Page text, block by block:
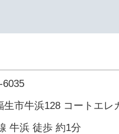
6035
生市牛浜128 コートエレ
牛浜 徒歩 約1分